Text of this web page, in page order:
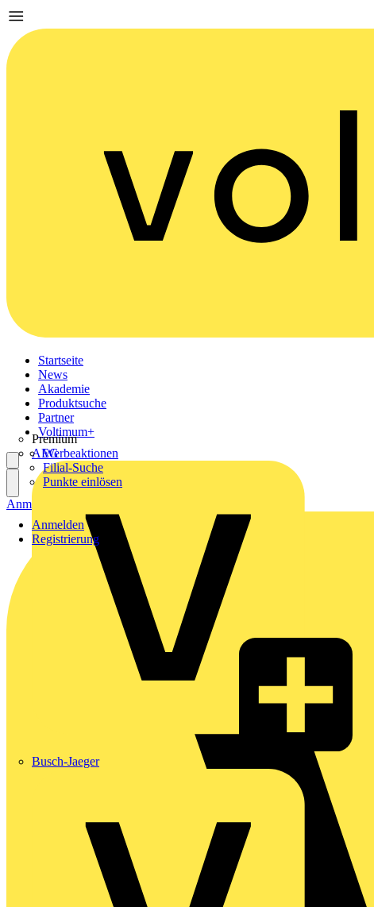
Startseite
News
Akademie
Produktsuche
Partner
Premium
AEG
Busch-Jaeger
Voltimum+
Werbeaktionen
Filial-Suche
Punkte einlösen
Anmelden
Registrierung
Anmelden